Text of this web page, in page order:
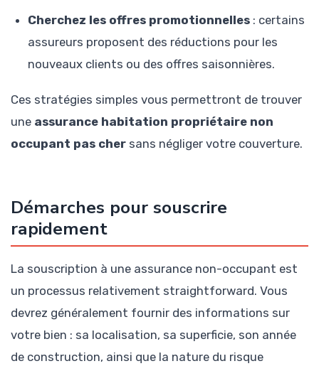
Cherchez les offres promotionnelles : certains
assureurs proposent des réductions pour les
nouveaux clients ou des offres saisonnières.
Ces stratégies simples vous permettront de trouver
une assurance habitation propriétaire non
occupant pas cher sans négliger votre couverture.
Démarches pour souscrire
rapidement
La souscription à une assurance non-occupant est
un processus relativement straightforward. Vous
devrez généralement fournir des informations sur
votre bien : sa localisation, sa superficie, son année
de construction, ainsi que la nature du risque